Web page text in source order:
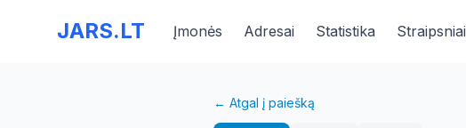
JARS.LT Įmonės Adresai Statistika Straipsniai
← Atgal į paiešką